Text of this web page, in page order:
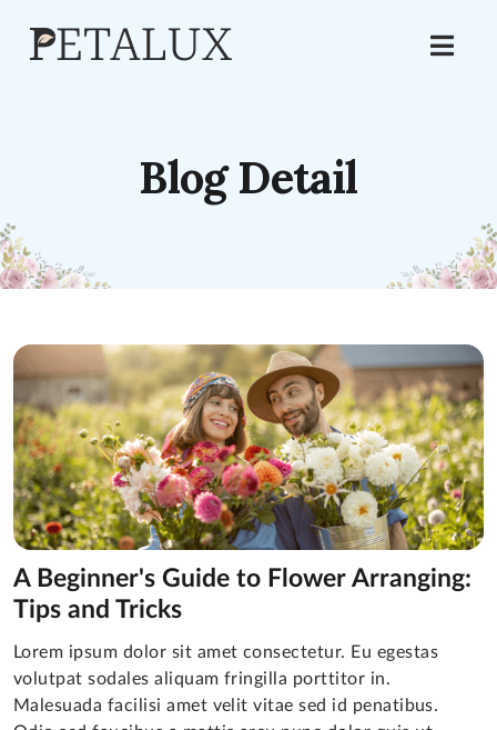
Blog Detail
A Beginner's Guide to Flower Arranging:
Tips and Tricks
Lorem ipsum dolor sit amet consectetur. Eu egestas
volutpat sodales aliquam fringilla porttitor in.
Malesuada facilisi amet velit vitae sed id penatibus.